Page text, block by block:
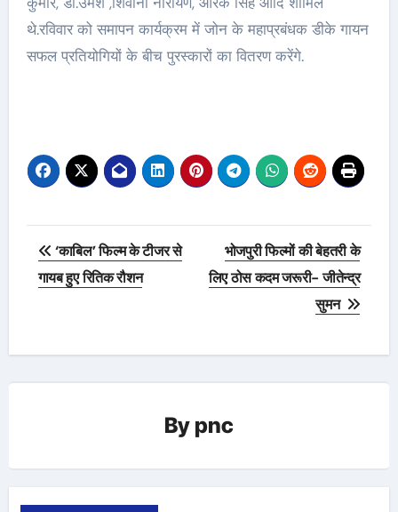
थे.रविवार को समापन कार्यक्रम में जोन के महाप्रबंधक डीके गायन
सफल प्रतियोगियों के बीच पुरस्कारों का वितरण करेंगे.
Post
navigation
‘काबिल’ फिल्म के टीजर से
गायब हुए रितिक रौशन
भोजपुरी फिल्मों की बेहतरी के
लिए ठोस कदम जरूरी- जीतेन्द्र
सुमन
By pnc